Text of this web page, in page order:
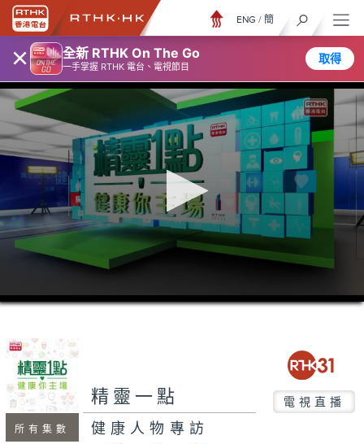
× 全新 RTHK On The Go
一手掌握 RTHK 電台、電視節目
取得
ENG / 簡
0
seconds
minutes,
seconds
所有集數
精靈一點 電視直播
健康人物專訪